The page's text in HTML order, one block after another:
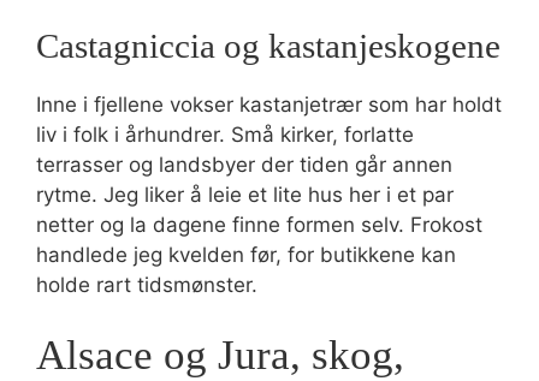
Castagniccia og kastanjeskogene
Inne i fjellene vokser kastanjetrær som har holdt
liv i folk i århundrer. Små kirker, forlatte
terrasser og landsbyer der tiden går annen
rytme. Jeg liker å leie et lite hus her i et par
netter og la dagene finne formen selv. Frokost
handlede jeg kvelden før, for butikkene kan
holde rart tidsmønster.
Alsace og Jura, skog,